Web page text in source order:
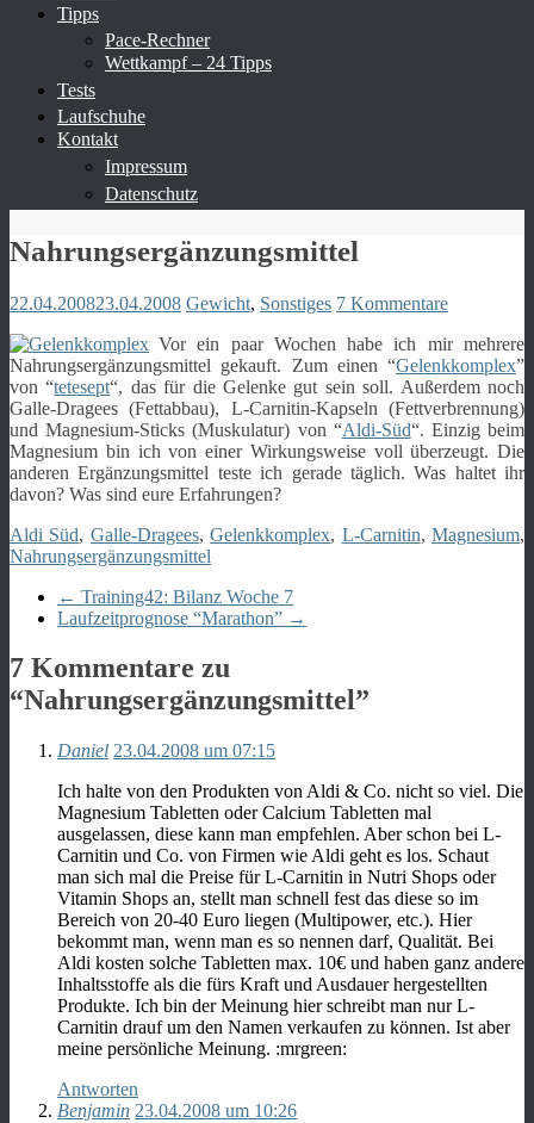
Tipps
Pace-Rechner
Wettkampf – 24 Tipps
Tests
Laufschuhe
Kontakt
Impressum
Datenschutz
Nahrungsergänzungsmittel
22.04.200823.04.2008 Gewicht, Sonstiges 7 Kommentare
Vor ein paar Wochen habe ich mir mehrere
Nahrungsergänzungsmittel gekauft. Zum einen “Gelenkkomplex”
von “tetesept“, das für die Gelenke gut sein soll. Außerdem noch
Galle-Dragees (Fettabbau), L-Carnitin-Kapseln (Fettverbrennung)
und Magnesium-Sticks (Muskulatur) von “Aldi-Süd“. Einzig beim
Magnesium bin ich von einer Wirkungsweise voll überzeugt. Die
anderen Ergänzungsmittel teste ich gerade täglich. Was haltet ihr
davon? Was sind eure Erfahrungen?
Aldi Süd, Galle-Dragees,Gelenkkomplex, L-Carnitin,Magnesium,
Nahrungsergänzungsmittel
← Training42: Bilanz Woche 7
Laufzeitprognose “Marathon” →
7 Kommentare zu
“Nahrungsergänzungsmittel”
Daniel 23.04.2008 um 07:15
Ich halte von den Produkten von Aldi & Co. nicht so viel. Die
Magnesium Tabletten oder Calcium Tabletten mal
ausgelassen, diese kann man empfehlen. Aber schon bei L-
Carnitin und Co. von Firmen wie Aldi geht es los. Schaut
man sich mal die Preise für L-Carnitin in Nutri Shops oder
Vitamin Shops an, stellt man schnell fest das diese so im
Bereich von 20-40 Euro liegen (Multipower, etc.). Hier
bekommt man, wenn man es so nennen darf, Qualität. Bei
Aldi kosten solche Tabletten max. 10€ und haben ganz andere
Inhaltsstoffe als die fürs Kraft und Ausdauer hergestellten
Produkte. Ich bin der Meinung hier schreibt man nur L-
Carnitin drauf um den Namen verkaufen zu können. Ist aber
meine persönliche Meinung. :mrgreen:
Antworten
Benjamin 23.04.2008 um 10:26